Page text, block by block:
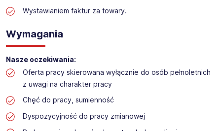
Praca w sektorze obsługi klienta w markecie
Lokalizacja: Kraków (Podgórze)​
Wystawianiem faktur za towary.
Wymagania
Nasze oczekiwania:
Oferta pracy skierowana wyłącznie do osób pełnoletnich
z uwagi na charakter pracy
Chęć do pracy, sumienność
Dyspozycyjność do pracy zmianowej